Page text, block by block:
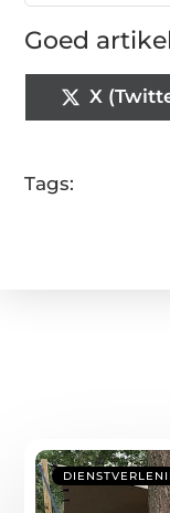
Goed
X
Tags: